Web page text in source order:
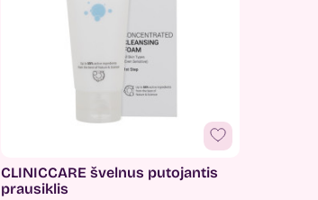
CLINICCARE švelnus putojantis
prausiklis